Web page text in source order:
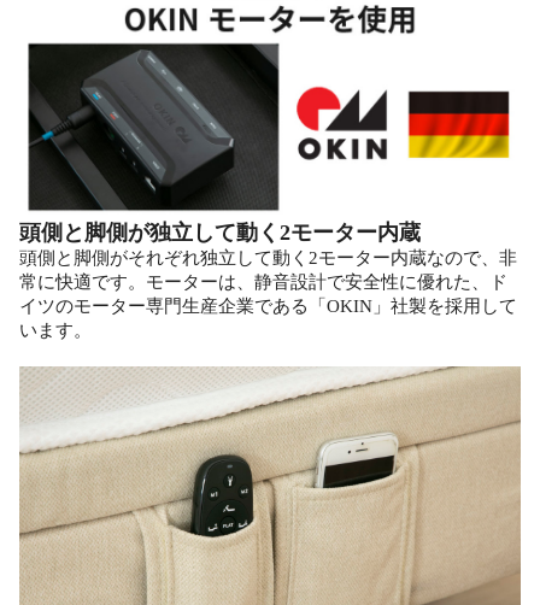
頭側と脚側が独立して動く2モーター内蔵
頭側と脚側がそれぞれ独立して動く2モーター内蔵なので、非
常に快適です。モーターは、静音設計で安全性に優れた、ド
イツのモーター専門生産企業である「OKIN」社製を採用して
います。